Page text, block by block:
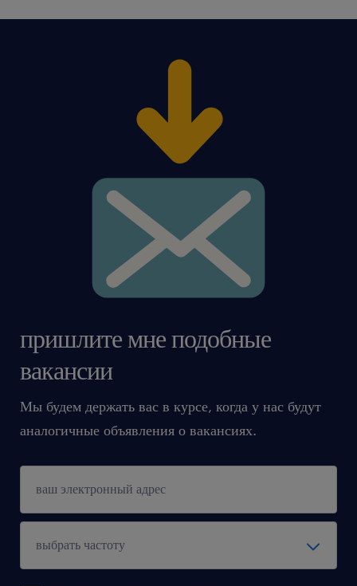
пришлите мне подобные
вакансии
Мы будем держать вас в курсе, когда у нас будут
аналогичные объявления о вакансиях.